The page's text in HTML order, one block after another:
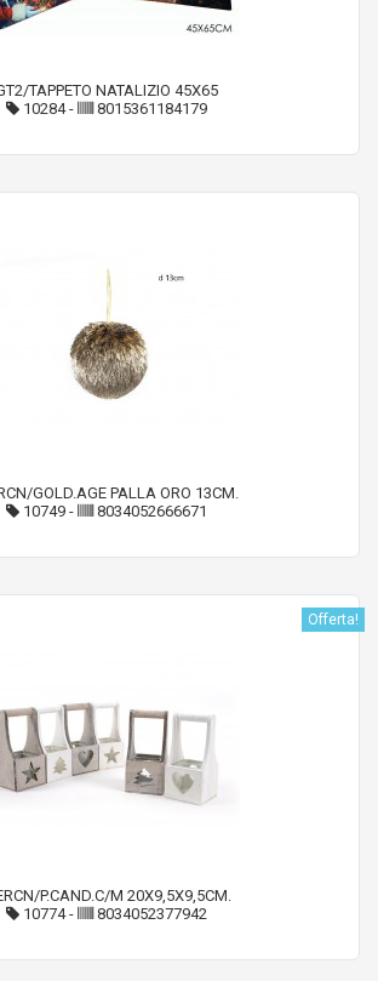
TAPPETO NATALIZIO 45X65
10284- 8015361184179
GOLD.AGE PALLA ORO 13CM.
10749 - 8034052666671
Offerta!
P.CAND.C/M 20X9,5X9,5CM.
10774- 8034052377942